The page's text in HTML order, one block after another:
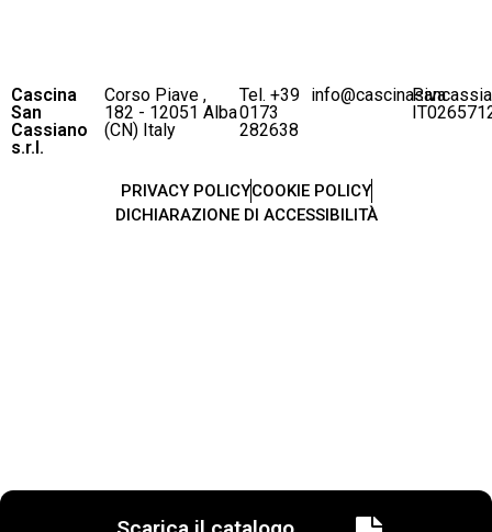
Cascina
San
Cassiano
s.r.l.
Corso Piave ,
182 - 12051 Alba
(CN) Italy
Tel. +39
0173
282638
P.iva
PRIVACY POLICYCOOKIE POLICY
DICHIARAZIONE DI ACCESSIBILITÀ